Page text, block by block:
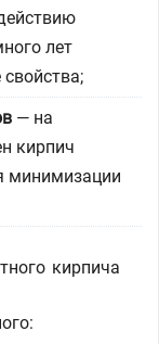
лет
— на
кирпич
минимизации